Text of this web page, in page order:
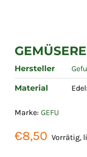
Hersteller Gefu
Material
Marke: GEFU
€8,50 Vorrätig,